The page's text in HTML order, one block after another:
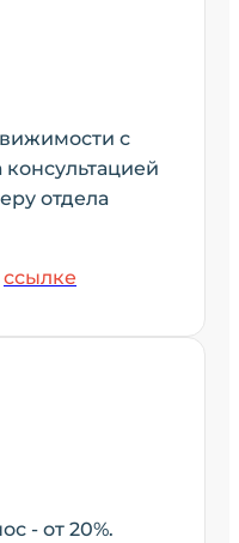
с
отдела
ссылке
- от 20%.